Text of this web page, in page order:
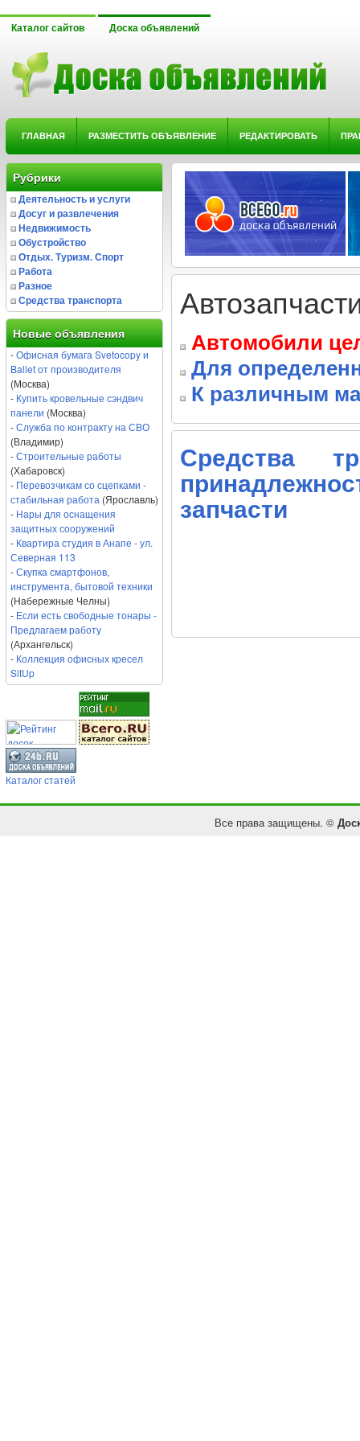
Каталог сайтов Доска объявлений
ГЛАВНАЯ РАЗМЕСТИТЬ ОБЪЯВЛЕНИЕ РЕДАКТИРОВАТЬ
Рубрики
Деятельность и услуги
Досуг и развлечения
Недвижимость
Обустройство
Отдых. Туризм. Спорт
Работа
Разное
Средства транспорта
Новые объявления
-Офисная бумага Svetocopy и
Ballet от производителя
(Москва)
- Купить кровельные сэндвич
панели (Москва)
-Служба по контракту на СВО
(Владимир)
-Строительные работы
(Хабаровск)
- Перевозчикам со сцепками -
стабильная работа (Ярославль)
- Нары для оснащения
защитных сооружений
- Квартира студия в Анапе - ул.
Северная 113
-Скупка смартфонов,
инструмента, бытовой техники
(Набережные Челны)
- Если есть свободные тонары -
Предлагаем работу
(Архангельск)
- Коллекция офисных кресел
SitUp
Каталог статей
Автомобили
Для
К различным
Средства
запчасти
Все права защищены. ©